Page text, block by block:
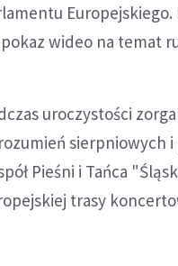
wideo na temat
uroczystości
sierpniowych
Pieśni i Tańca
trasy